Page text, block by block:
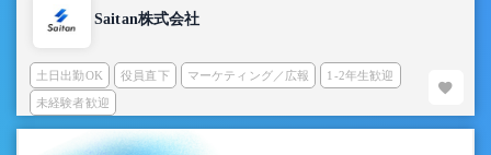
Saitan株式会社
土日出勤OK 役員直下 マーケティング／広報 1-2年生歓迎
未経験者歓迎